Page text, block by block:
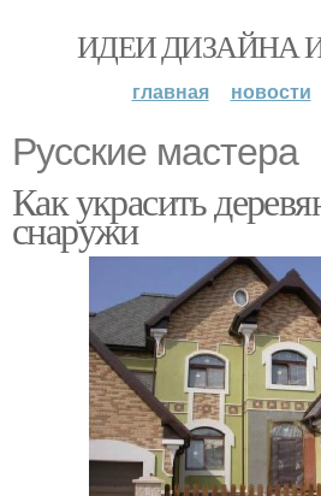
ИДЕИ ДИЗАЙНА
главная новости
Русские мастера
Как украсить
снаружи